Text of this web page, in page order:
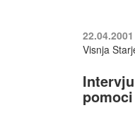
22.04.2001
Visnja